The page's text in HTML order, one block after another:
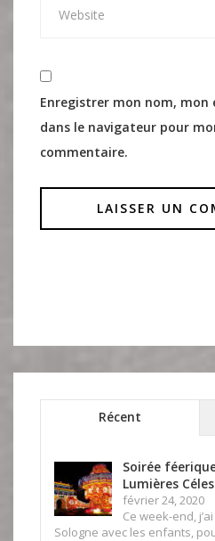
Enregistrer mon nom,
dans le navigateur pour
commentaire.
Récent
Soirée
Lumières
février 24, 2020
Ce week-end,
Sologne avec les enfants,